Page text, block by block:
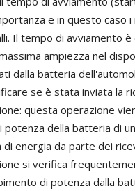
e in questo caso
Il tempo di avviamento
ampiezza nel
dalla batteria
se è stata inviata la
questa operazione
potenza della batteria di
energia da parte dei
si verifica
di potenza dalla